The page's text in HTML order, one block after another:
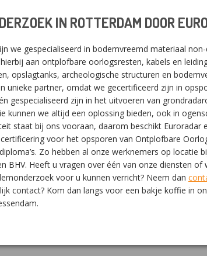
IN ROTTERDAM DOOR
we gespecialiseerd in bodemvreemd materiaal
aan ontplofbare oorlogsresten, kabels en
opslagtanks, archeologische structuren en
unieke partner, omdat we gecertificeerd zijn in
gespecialiseerd zijn in het uitvoeren van
kunnen we altijd een oplossing bieden, ook in
staat bij ons vooraan, daarom beschikt Euroradar
voor het opsporen van Ontplofbare
Zo hebben al onze werknemers op locatie
BHV. Heeft u vragen over één van onze diensten
voor u kunnen verricht? Neem dan
contact? Kom dan langs voor een bakje koffie in
Nederlands